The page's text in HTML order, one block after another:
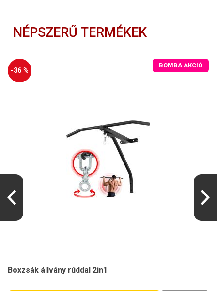
NÉPSZERŰ TERMÉKEK
-36 %
BOMBA AKCIÓ
Boxzsák állvány rúddal 2in1